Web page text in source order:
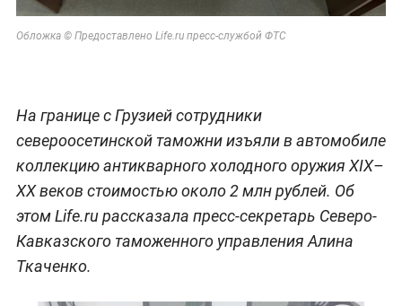
Обложка © Предоставлено Life.ru пресс-службой ФТС
На границе с Грузией сотрудники
североосетинской таможни изъяли в автомобиле
коллекцию антикварного холодного оружия XIX–
XX веков стоимостью около 2 млн рублей. Об
этом Life.ru рассказала пресс-секретарь Северо-
Кавказского таможенного управления Алина
Ткаченко.